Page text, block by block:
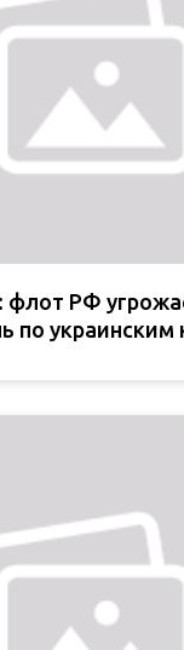
РФ
по украинским